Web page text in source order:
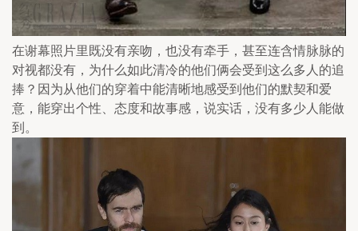
在谢幕照片里既没有亲吻，也没有牵手，甚至连含情脉脉的
对视都没有，为什么如此清冷的他们俩会受到这么多人的追
捧？因为从他们的穿着中能清晰地感受到他们的默契和爱
意，能穿出个性、态度和故事感，说实话，没有多少人能做
到。